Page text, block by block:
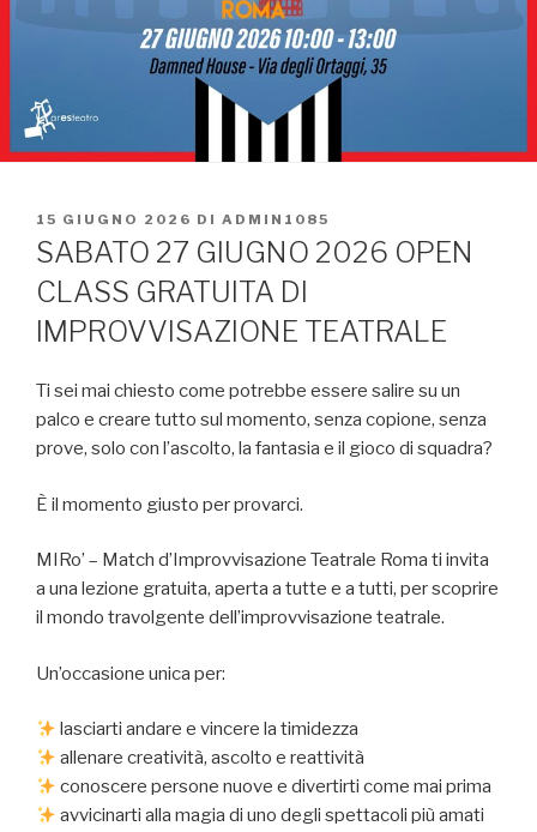
PUBBLICATO
IL
15 GIUGNO 2026 DI ADMIN1085
SABATO 27 GIUGNO 2026 OPEN
CLASS GRATUITA DI
IMPROVVISAZIONE TEATRALE
Ti sei mai chiesto come potrebbe essere salire su un
palco e creare tutto sul momento, senza copione, senza
prove, solo con l’ascolto, la fantasia e il gioco di squadra?
È il momento giusto per provarci.
MIRo’ – Match d’Improvvisazione Teatrale Roma ti invita
a una lezione gratuita, aperta a tutte e a tutti, per scoprire
il mondo travolgente dell’improvvisazione teatrale.
Un’occasione unica per:
lasciarti andare e vincere la timidezza
allenare creatività, ascolto e reattività
conoscere persone nuove e divertirti come mai prima
avvicinarti alla magia di uno degli spettacoli più amati